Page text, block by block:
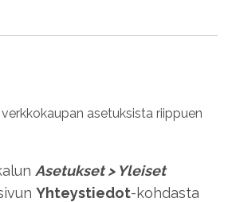
asetuksista riippuen
Asetukset> Yleiset
Yhteystiedot-kohdasta